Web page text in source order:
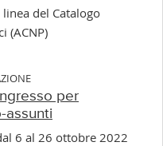
del Catalogo
(ACNP)
per
assunti
6 al 26 ottobre 2022